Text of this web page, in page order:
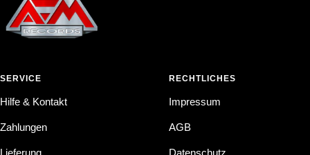
SERVICE
Hilfe & Kontakt
Zahlungen
RECHTLICHES
Impressum
AGB